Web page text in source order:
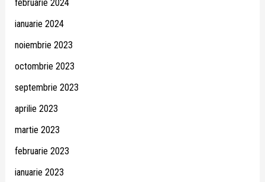
februarie 2024
ianuarie 2024
noiembrie 2023
octombrie 2023
septembrie 2023
aprilie 2023
martie 2023
februarie 2023
ianuarie 2023